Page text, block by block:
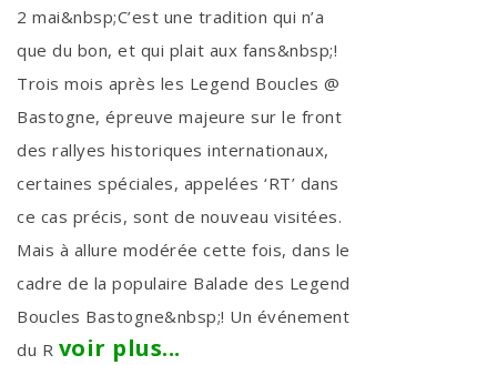
2 mai&nbsp;C’est une tradition qui n’a
que du bon, et qui plait aux fans&nbsp;!
Trois mois après les Legend Boucles @
Bastogne, épreuve majeure sur le front
des rallyes historiques internationaux,
certaines spéciales, appelées ‘RT’ dans
ce cas précis, sont de nouveau visitées.
Mais à allure modérée cette fois, dans le
cadre de la populaire Balade des Legend
Boucles Bastogne&nbsp;! Un événement
du R voir plus...